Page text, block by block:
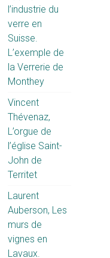
l’industrie du
verre en
Suisse.
L’exemple de
la Verrerie de
Monthey
Vincent
Thévenaz,
L’orgue de
l’église Saint-
John de
Territet
Laurent
Auberson, Les
murs de
vignes en
Lavaux.